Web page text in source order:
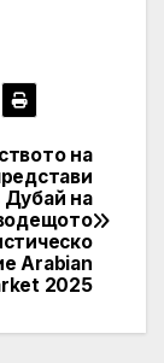
на
Дубай на
Arabian
2025